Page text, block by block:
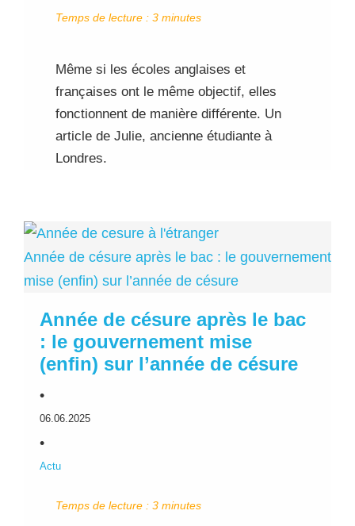
Temps de lecture : 3 minutes
Même si les écoles anglaises et
françaises ont le même objectif, elles
fonctionnent de manière différente. Un
article de Julie, ancienne étudiante à
Londres.
Année de césure après le bac : le gouvernement
mise (enfin) sur l’année de césure
Année de césure après le bac
: le gouvernement mise
(enfin) sur l’année de césure
•
06.06.2025
•
Actu
Temps de lecture : 3 minutes